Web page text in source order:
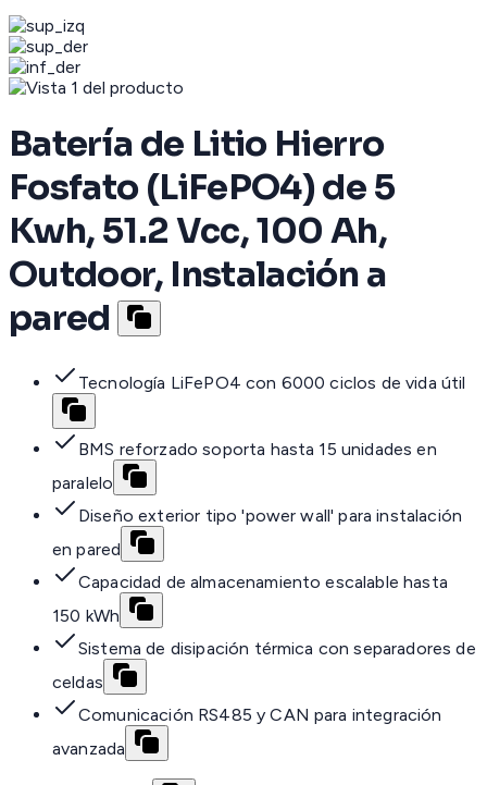
Batería de Litio Hierro
Fosfato (LiFePO4) de 5
Kwh, 51.2 Vcc, 100 Ah,
Outdoor, Instalación a
pared
Tecnología LiFePO4 con 6000 ciclos de vida útil
BMS reforzado soporta hasta 15 unidades en
paralelo
Diseño exterior tipo 'power wall' para instalación
en pared
Capacidad de almacenamiento escalable hasta
150 kWh
Sistema de disipación térmica con separadores de
celdas
Comunicación RS485 y CAN para integración
avanzada